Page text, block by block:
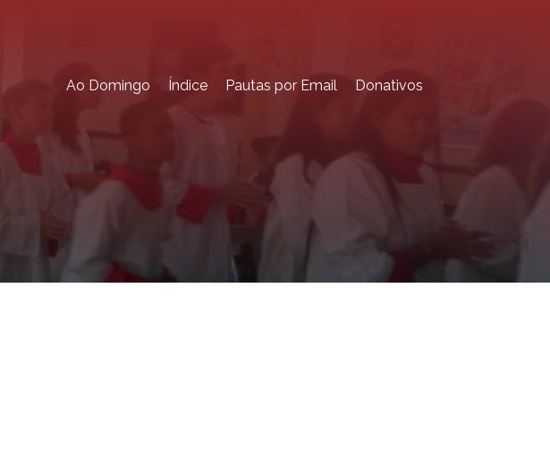
Ao Domingo Índice Pautas por Email Donativos